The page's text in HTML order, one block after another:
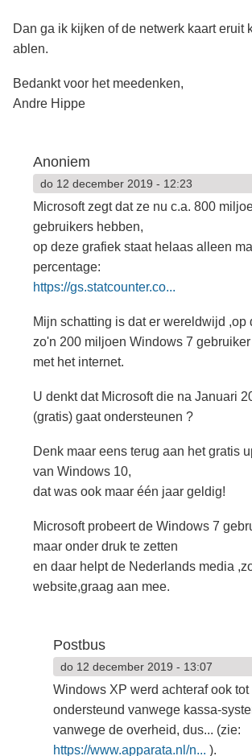
Dan ga ik kijken of de netwerk kaart eruit
ablen.
Bedankt voor het meedenken,
Andre Hippe
Anoniem
do 12 december 2019 - 12:23
Microsoft zegt dat ze nu c.a. 800
gebruikers hebben,
op deze grafiek staat helaas alleen
percentage:
https://gs.statcounter.co...
Mijn schatting is dat er wereldwijd ,op
zo'n 200 miljoen Windows 7
met het internet.
U denkt dat Microsoft die na Januari
(gratis) gaat ondersteunen ?
Denk maar eens terug aan het gratis
van Windows 10,
dat was ook maar één jaar geldig!
Microsoft probeert de Windows 7
maar onder druk te zetten
en daar helpt de Nederlands media
website,graag aan mee.
Postbus
do 12 december 2019 - 13:07
Windows XP werd achteraf ook
ondersteund vanwege kassa-
vanwege de overheid, dus... (zie:
https://www.apparata.nl/n... ).